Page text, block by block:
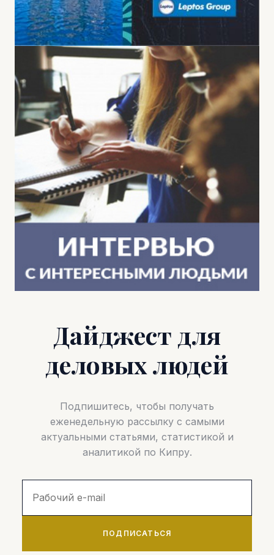
Дайджест для
деловых людей
Подпишитесь, чтобы получать
еженедельную рассылку с самыми
актуальными статьями, статистикой и
аналитикой по Кипру.
ПОДПИСАТЬСЯ